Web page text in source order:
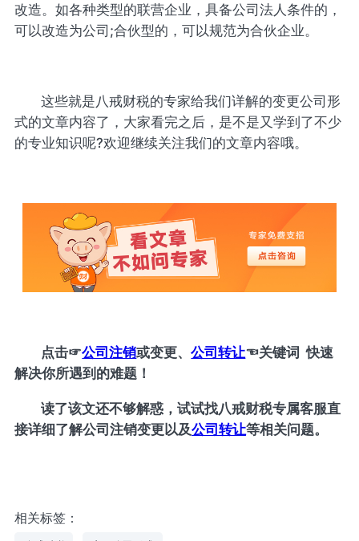
改造。如各种类型的联营企业，具备公司法人条件的，
可以改造为公司;合伙型的，可以规范为合伙企业。
这些就是八戒财税的专家给我们详解的变更公司形
式的文章内容了，大家看完之后，是不是又学到了不少
的专业知识呢?欢迎继续关注我们的文章内容哦。
点击☞公司注销或变更、公司转让☜关键词 快速
解决你所遇到的难题！
读了该文还不够解惑，试试找八戒财税专属客服直
接详细了解公司注销变更以及公司转让等相关问题。
相关标签：